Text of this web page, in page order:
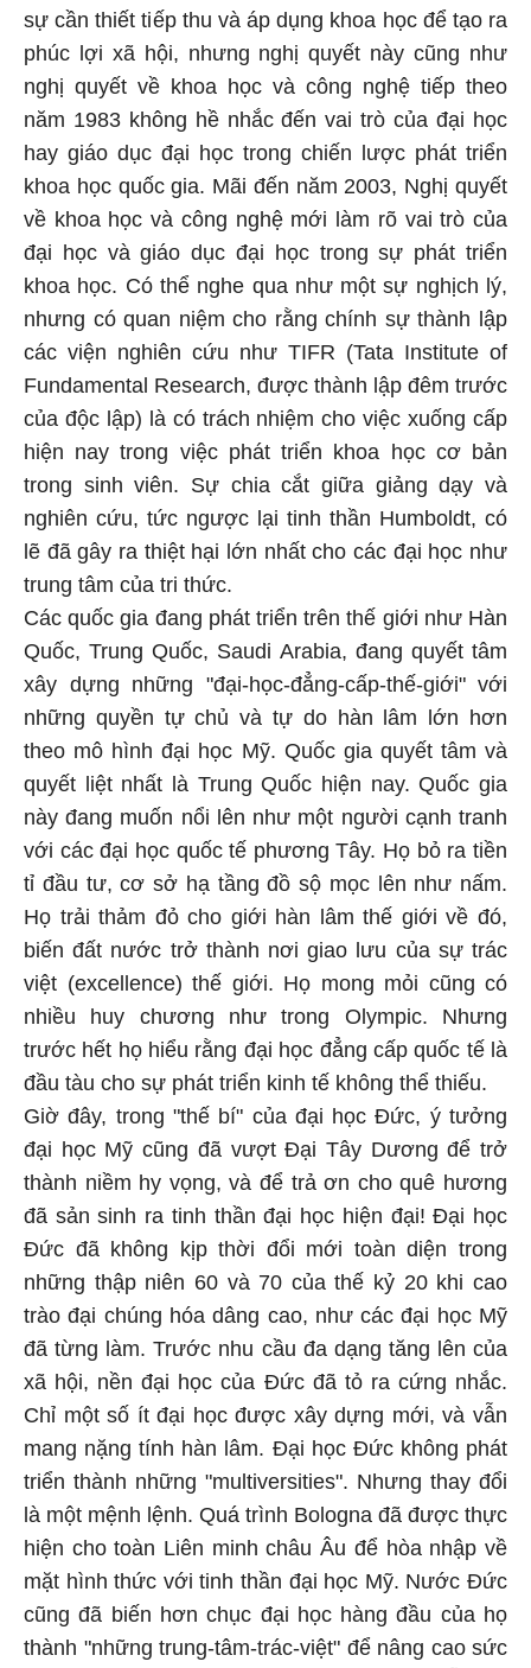
sự cần thiết tiếp thu và áp dụng khoa học để tạo ra
phúc lợi xã hội, nhưng nghị quyết này cũng như
nghị quyết về khoa học và công nghệ tiếp theo
năm 1983 không hề nhắc đến vai trò của đại học
hay giáo dục đại học trong chiến lược phát triển
khoa học quốc gia. Mãi đến năm 2003, Nghị quyết
về khoa học và công nghệ mới làm rõ vai trò của
đại học và giáo dục đại học trong sự phát triển
khoa học. Có thể nghe qua như một sự nghịch lý,
nhưng có quan niệm cho rằng chính sự thành lập
các viện nghiên cứu như TIFR (Tata Institute of
Fundamental Research, được thành lập đêm trước
của độc lập) là có trách nhiệm cho việc xuống cấp
hiện nay trong việc phát triển khoa học cơ bản
trong sinh viên. Sự chia cắt giữa giảng dạy và
nghiên cứu, tức ngược lại tinh thần Humboldt, có
lẽ đã gây ra thiệt hại lớn nhất cho các đại học như
trung tâm của tri thức.
Các quốc gia đang phát triển trên thế giới như Hàn
Quốc, Trung Quốc, Saudi Arabia, đang quyết tâm
xây dựng những "đại-học-đẳng-cấp-thế-giới" với
những quyền tự chủ và tự do hàn lâm lớn hơn
theo mô hình đại học Mỹ. Quốc gia quyết tâm và
quyết liệt nhất là Trung Quốc hiện nay. Quốc gia
này đang muốn nổi lên như một người cạnh tranh
với các đại học quốc tế phương Tây. Họ bỏ ra tiền
tỉ đầu tư, cơ sở hạ tầng đồ sộ mọc lên như nấm.
Họ trải thảm đỏ cho giới hàn lâm thế giới về đó,
biến đất nước trở thành nơi giao lưu của sự trác
việt (excellence) thế giới. Họ mong mỏi cũng có
nhiều huy chương như trong Olympic. Nhưng
trước hết họ hiểu rằng đại học đẳng cấp quốc tế là
đầu tàu cho sự phát triển kinh tế không thể thiếu.
Giờ đây, trong "thế bí" của đại học Đức, ý tưởng
đại học Mỹ cũng đã vượt Đại Tây Dương để trở
thành niềm hy vọng, và để trả ơn cho quê hương
đã sản sinh ra tinh thần đại học hiện đại! Đại học
Đức đã không kịp thời đổi mới toàn diện trong
những thập niên 60 và 70 của thế kỷ 20 khi cao
trào đại chúng hóa dâng cao, như các đại học Mỹ
đã từng làm. Trước nhu cầu đa dạng tăng lên của
xã hội, nền đại học của Đức đã tỏ ra cứng nhắc.
Chỉ một số ít đại học được xây dựng mới, và vẫn
mang nặng tính hàn lâm. Đại học Đức không phát
triển thành những "multiversities". Nhưng thay đổi
là một mệnh lệnh. Quá trình Bologna đã được thực
hiện cho toàn Liên minh châu Âu để hòa nhập về
mặt hình thức với tinh thần đại học Mỹ. Nước Đức
cũng đã biến hơn chục đại học hàng đầu của họ
thành "những trung-tâm-trác-việt" để nâng cao sức